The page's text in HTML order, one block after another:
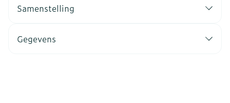
Samenstelling
Gegevens